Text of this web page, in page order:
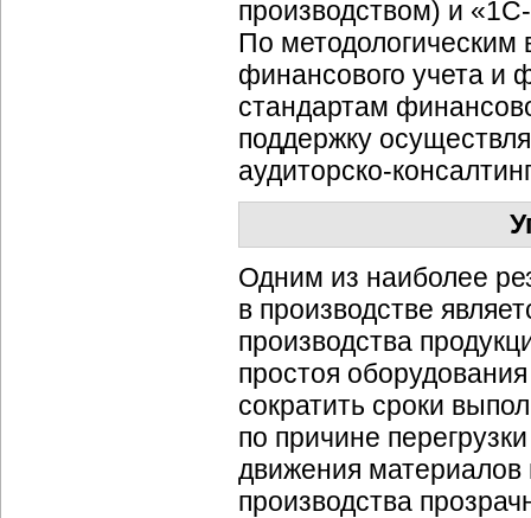
производством) и «1
По методологическим
финансового учета и
стандартам
поддержку
аудиторско-
Одним из наиболее
в производстве
производства
простоя
сократить сроки
по причине
движения материалов
производства